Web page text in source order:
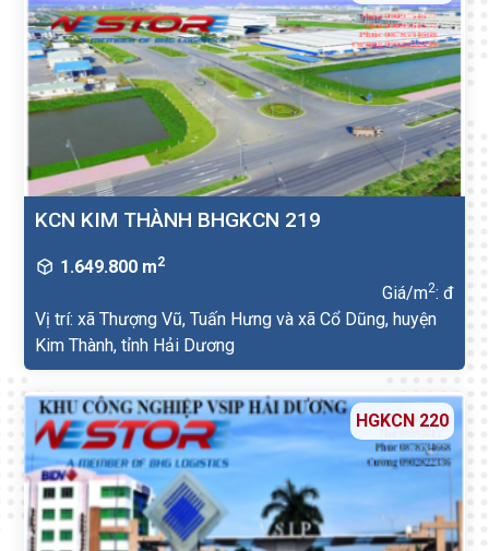
KCN KIM THÀNH BHGKCN 219
1.649.800 m2
Giá/m2: đ
Vị trí: xã Thượng Vũ, Tuấn Hưng và xã Cổ Dũng, huyện
Kim Thành, tỉnh Hải Dương
HGKCN 220